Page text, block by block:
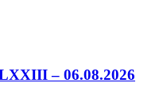
– 06.08.2026